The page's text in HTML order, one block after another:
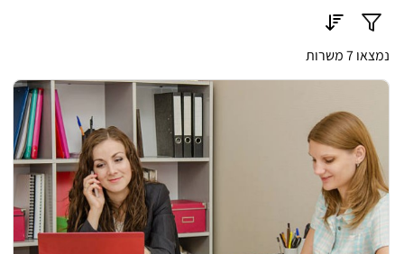
נמצאו 7 משרות